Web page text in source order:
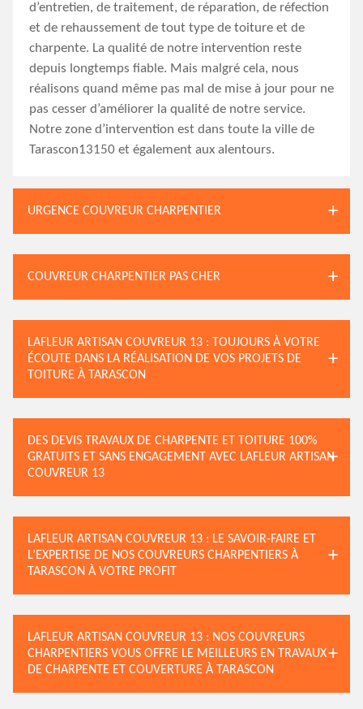
d’entretien, de traitement, de réparation, de réfection
et de rehaussement de tout type de toiture et de
charpente. La qualité de notre intervention reste
depuis longtemps fiable. Mais malgré cela, nous
réalisons quand même pas mal de mise à jour pour ne
pas cesser d’améliorer la qualité de notre service.
Notre zone d’intervention est dans toute la ville de
Tarascon13150 et également aux alentours.
URGENCE COUVREUR CHARPENTIER
COUVREUR CHARPENTIER PAS CHER
LAFLEUR ARTISAN COUVREUR 13 : TOUJOURS À VOTRE
ÉCOUTE DANS LA RÉALISATION DE VOS PROJETS DE
TOITURE À TARASCON
DES DEVIS TRAVAUX DE CHARPENTE ET TOITURE 100%
GRATUITS ET SANS ENGAGEMENT AVEC LAFLEUR ARTISAN
COUVREUR 13
LAFLEUR ARTISAN COUVREUR 13 : LE SAVOIR-FAIRE ET
L’EXPERTISE DE NOS COUVREURS CHARPENTIERS À
TARASCON À VOTRE PROFIT
LAFLEUR ARTISAN COUVREUR 13 : NOS COUVREURS
CHARPENTIERS VOUS OFFRE LE MEILLEURS EN TRAVAUX
DE CHARPENTE ET COUVERTURE À TARASCON